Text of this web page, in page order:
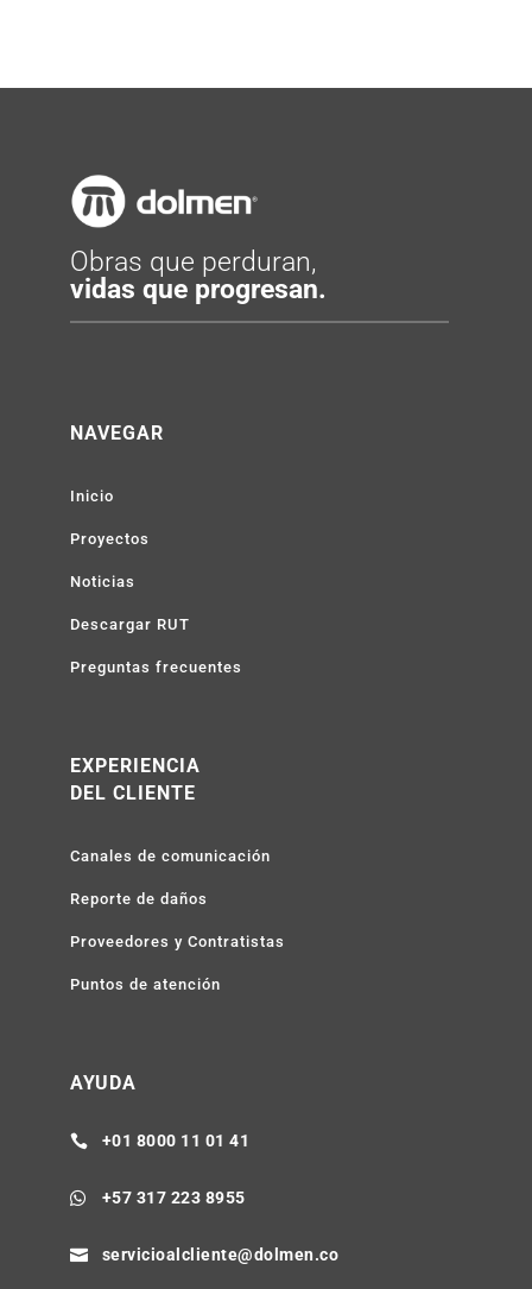
Obras que perduran,
vidas que progresan.
NAVEGAR
Inicio
Proyectos
Noticias
Descargar RUT
Preguntas frecuentes
EXPERIENCIA
DEL CLIENTE
Canales de comunicación
Reporte de daños
Proveedores y Contratistas
Puntos de atención
AYUDA
 +01 8000 11 01 41
 +57 317 223 8955
 servicioalcliente@dolmen.co